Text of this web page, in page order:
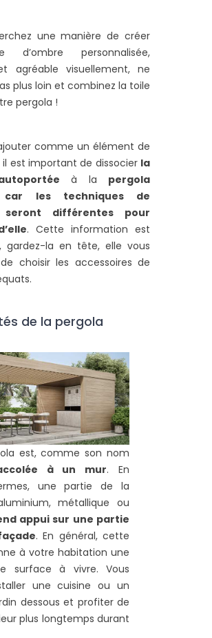
une manière de créer
d’ombre personnalisée,
agréable visuellement, ne
plus loin et combinez la toile
pergola !
comme un élément de
est important de dissocier la
à la pergola
car les techniques de
seront différentes pour
. Cette information est
gardez-la en tête, elle vous
choisir les accessoires de
de la pergola
est, comme son nom
à un mur. En
une partie de la
métallique ou
appui sur une partie
. En général, cette
à votre habitation une
surface à vivre. Vous
une cuisine ou un
dessous et profiter de
plus longtemps durant